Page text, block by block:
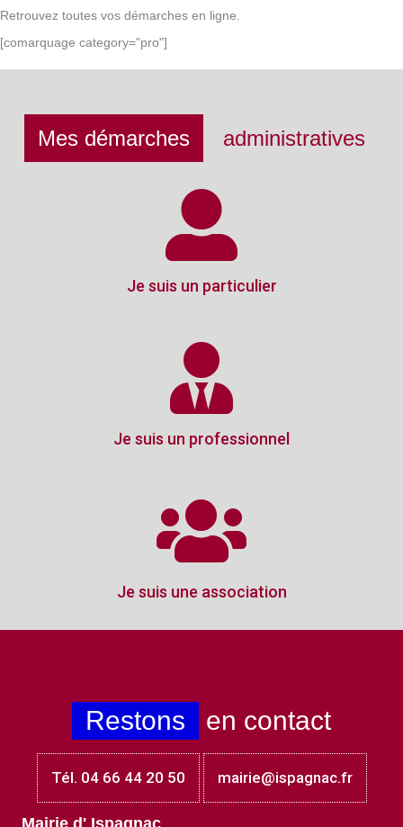
Retrouvez toutes vos démarches en ligne.
[comarquage category="pro"]
Mes démarches administratives
Je suis un particulier
Je suis un professionnel
Je suis une association
Restons en contact
Tél. 04 66 44 20 50 mairie@ispagnac.fr
Mairie d' Ispagnac